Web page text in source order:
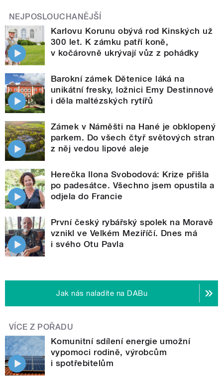
NEJPOSLOUCHANĚJŠÍ
Karlovu Korunu obývá rod Kinských už
300 let. K zámku patří koně,
v kočárovně ukrývají vůz z pohádky
Barokní zámek Dětenice láká na
unikátní fresky, ložnici Emy Destinnové
i děla maltézských rytířů
Zámek v Náměšti na Hané je obklopený
parkem. Do všech čtyř světových stran
z něj vedou lipové aleje
Herečka Ilona Svobodová: Krize přišla
po padesátce. Všechno jsem opustila a
odjela do Francie
První český rybářský spolek na Moravě
vznikl ve Velkém Meziříčí. Dnes má
i svého Otu Pavla
Jak nás naladíte na DABu
VÍCE Z POŘADU
Komunitní sdílení energie umožní
vypomoci rodině, výrobcům
i spotřebitelům